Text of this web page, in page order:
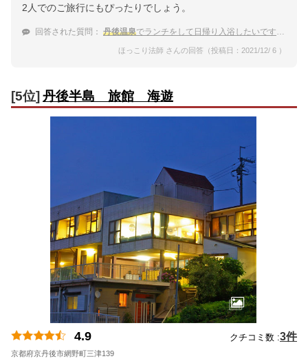
2人でのご旅行にもぴったりでしょう。
回答された質問： 丹後温泉でランチをして日帰り入浴したいです。カニがいただける温泉宿は？
ほっこり法師 さんの回答（投稿日：2021/12/ 6 ）
[5位] 丹後半島 旅館 海遊
4.9 クチコミ数 :3件
京都府京丹後市網野町三津139